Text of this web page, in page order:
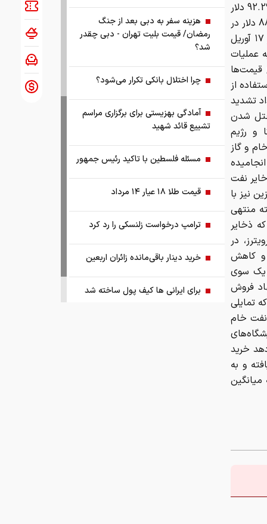
کمتر از یک درصد به حدود 92 دلاری رسید و نرخ هر بشکه از این شاخص به 92.29 دلار
تغییر کرد. همزمان خام آمریکا یا WTI نیز حدود 0.8 درصد بالا رفت و به 88.97 دلار در
هر بشکه رسید. در روز سه‌شنبه، قیمت نفت برنت در پایین‌ترین سطح خود از ۱۷ آوریل
عملیات
از ۲۹ مه رسید. دفاع قیمت‌ها
از
تشدید
شدن
و رژیم
و گاز
نفت
نیز با
منتهی
حالی که ذخایر
رویترز، در
و کاهش
یک سوی
فروش
تمایلی
۴ میلیون بشکه از نفت خام
خرید
یافته و به
هزینه سفر به دبی بعد از جنگ
رمضان/ قیمت بلیت تهران - دبی چقدر
شد؟
چرا اختلال بانکی تکرار می‌شود؟
آمادگی بهزیستی برای برگزاری مراسم
تشییع قائد شهید
مسئله فلسطین با تاکید رئیس جمهور
قیمت طلا ۱۸ عیار ۱۴ مرداد
ترامپ درخواست زلنسکی را رد کرد
خرید دینار باقی‌مانده زائران اربعین
برای ایرانی ها کیف پول ساخته شد